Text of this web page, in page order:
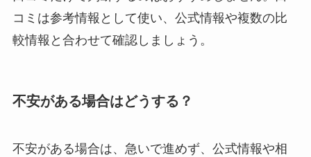
コミは参考情報として使い、公式情報や複数の比
較情報と合わせて確認しましょう。
不安がある場合はどうする？
不安がある場合は、急いで進めず、公式情報や相